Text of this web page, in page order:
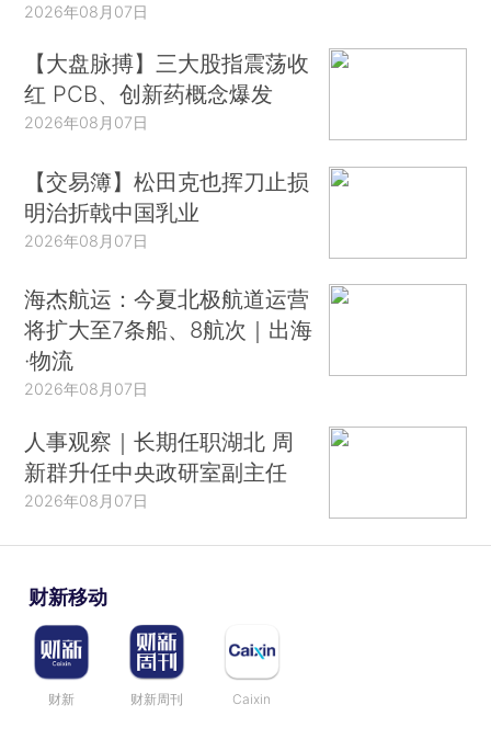
2026年08月07日
【大盘脉搏】三大股指震荡收
红 PCB、创新药概念爆发
2026年08月07日
【交易簿】松田克也挥刀止损
明治折戟中国乳业
2026年08月07日
海杰航运：今夏北极航道运营
将扩大至7条船、8航次｜出海
·物流
2026年08月07日
人事观察｜长期任职湖北 周
新群升任中央政研室副主任
2026年08月07日
财新移动
财新 财新周刊 Caixin